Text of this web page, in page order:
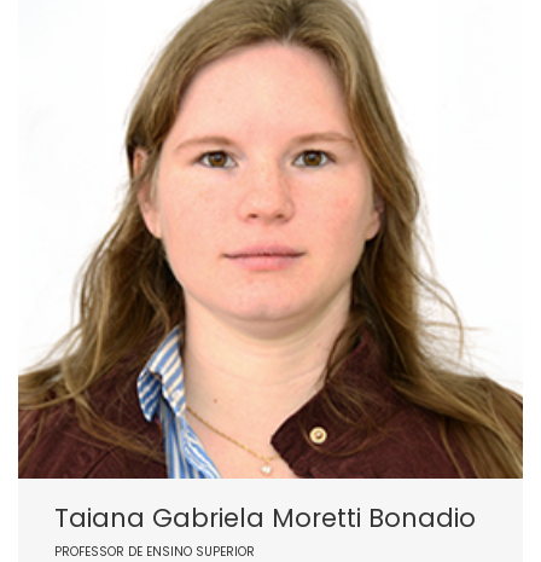
Taiana Gabriela Moretti Bonadio
PROFESSOR DE ENSINO SUPERIOR